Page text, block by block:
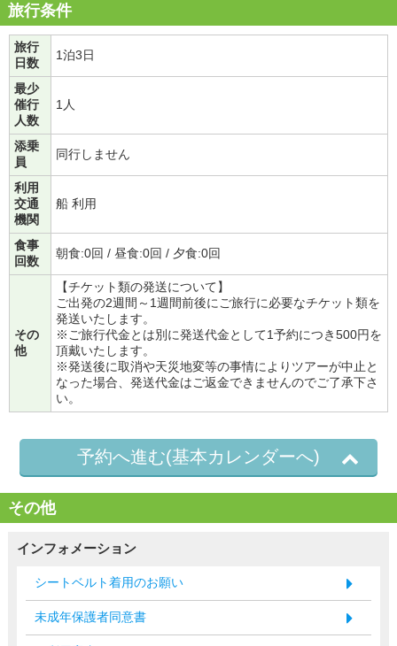
旅行条件
旅行
日数
1泊3日
最少
催行
人数
1人
添乗
員
同行しません
利用
交通
機関
船 利用
食事
回数
朝食:0回 / 昼食:0回 / 夕食:0回
その
他
【チケット類の発送について】
ご出発の2週間～1週間前後にご旅行に必要なチケット類を
発送いたします。
※ご旅行代金とは別に発送代金として1予約につき500円を
頂戴いたします。
※発送後に取消や天災地変等の事情によりツアーが中止と
なった場合、発送代金はご返金できませんのでご了承下さ
い。
予約へ進む(基本カレンダーへ)
その他
インフォメーション
シートベルト着用のお願い
未成年保護者同意書